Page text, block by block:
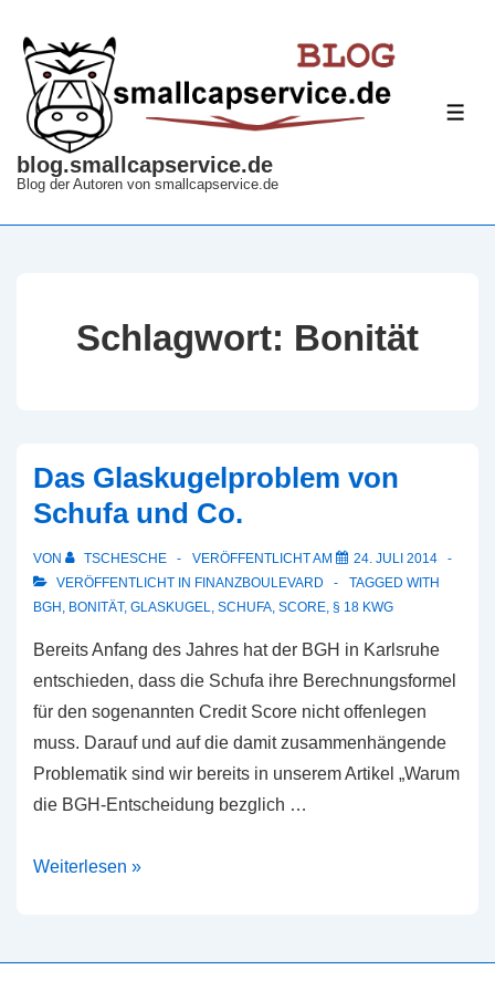
Zum
Inhalt
blog.smallcapservice.de
Blog der Autoren von smallcapservice.de
Schlagwort: Bonität
Das Glaskugelproblem von
Schufa und Co.
VON TSCHESCHE VERÖFFENTLICHT AM
24. JULI 2014
VERÖFFENTLICHT IN FINANZBOULEVARD
TAGGED WITH
BGH, BONITÄT, GLASKUGEL, SCHUFA, SCORE, § 18 KWG
Bereits Anfang des Jahres hat der BGH in Karlsruhe
entschieden, dass die Schufa ihre Berechnungsformel
für den sogenannten Credit Score nicht offenlegen
muss. Darauf und auf die damit zusammenhängende
Problematik sind wir bereits in unserem Artikel „Warum
die BGH-Entscheidung bezglich …
Das
Schufa
Weiterlesen »